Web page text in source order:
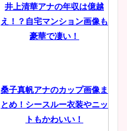
鈴木唯の太ってた時の体重が
ヤバすぎww原因や痩せたダ
豊島実季アナのカップ画像ま
とめ！美脚や水着姿に年齢も
井上清華アナの年収は億越
え！？自宅マンション画像も
豪華で凄い！
桑子真帆アナのカップ画像ま
とめ！シースルー衣装やニッ
トもかわいい！